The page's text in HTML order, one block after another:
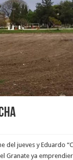
del jueves y Eduardo
Granate ya